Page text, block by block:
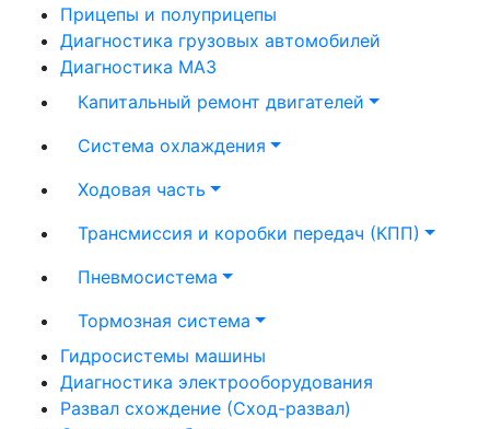
Прицепы и полуприцепы
Диагностика грузовых автомобилей
Диагностика МАЗ
Капитальный ремонт двигателей
Система охлаждения
Ходовая часть
Трансмиссия и коробки передач (КПП)
Пневмосистема
Тормозная система
Гидросистемы машины
Диагностика электрооборудования
Развал схождение (Сход-развал)